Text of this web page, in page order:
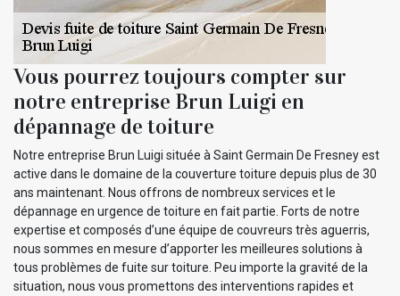
Vous pourrez toujours compter sur
notre entreprise Brun Luigi en
dépannage de toiture
Notre entreprise Brun Luigi située à Saint Germain De Fresney est
active dans le domaine de la couverture toiture depuis plus de 30
ans maintenant. Nous offrons de nombreux services et le
dépannage en urgence de toiture en fait partie. Forts de notre
expertise et composés d’une équipe de couvreurs très aguerris,
nous sommes en mesure d’apporter les meilleures solutions à
tous problèmes de fuite sur toiture. Peu importe la gravité de la
situation, nous vous promettons des interventions rapides et